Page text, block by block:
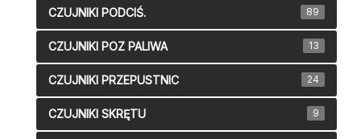
CZUJNIKI PODCIŚ. 89
CZUJNIKI POZ PALIWA 13
CZUJNIKI PRZEPUSTNIC 24
CZUJNIKI SKRĘTU 9